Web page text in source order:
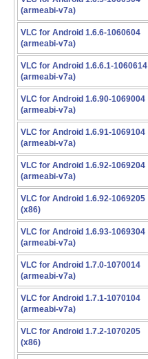
(armeabi-v7a)
VLC for Android 1.6.6-1060604
(armeabi-v7a)
VLC for Android 1.6.6.1-1060614
(armeabi-v7a)
VLC for Android 1.6.90-1069004
(armeabi-v7a)
VLC for Android 1.6.91-1069104
(armeabi-v7a)
VLC for Android 1.6.92-1069204
(armeabi-v7a)
VLC for Android 1.6.92-1069205
(x86)
VLC for Android 1.6.93-1069304
(armeabi-v7a)
VLC for Android 1.7.0-1070014
(armeabi-v7a)
VLC for Android 1.7.1-1070104
(armeabi-v7a)
VLC for Android 1.7.2-1070205
(x86)